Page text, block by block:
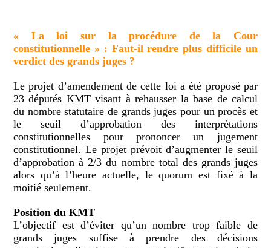
« La loi sur la procédure de la Cour
constitutionnelle » : Faut-il rendre plus difficile un
verdict des grands juges ?
Le projet d’amendement de cette loi a été proposé par
23 députés KMT visant à rehausser la base de calcul
du nombre statutaire de grands juges pour un procès et
le seuil d’approbation des interprétations
constitutionnelles pour prononcer un jugement
constitutionnel. Le projet prévoit d’augmenter le seuil
d’approbation à 2/3 du nombre total des grands juges
alors qu’à l’heure actuelle, le quorum est fixé à la
moitié seulement.
Position du KMT
L’objectif est d’éviter qu’un nombre trop faible de
grands juges suffise à prendre des décisions